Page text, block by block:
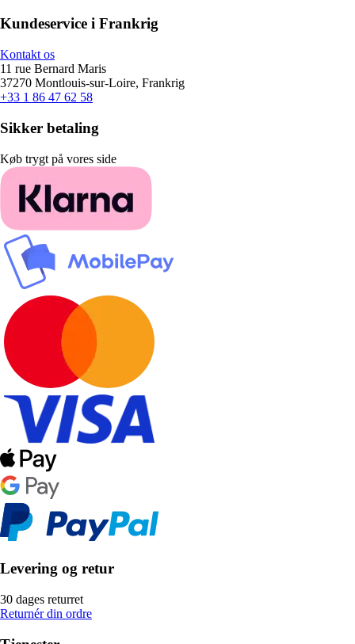
Kundeservice i Frankrig
Kontakt os
11 rue Bernard Maris
37270 Montlouis-sur-Loire, Frankrig
+33 1 86 47 62 58
Sikker betaling
Køb trygt på vores side
Levering og retur
30 dages returret
Returnér din ordre